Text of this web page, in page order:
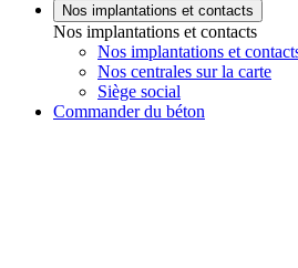
Nos implantations et contacts
Nos implantations et contacts
Nos implantations et
Nos centrales sur la carte
Siège social
Commander du béton